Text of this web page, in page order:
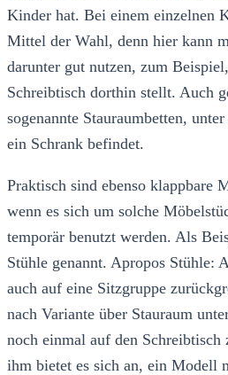
Kinder hat. Bei einem einzelnen
Mittel der Wahl, denn hier kann
darunter gut nutzen, zum
Schreibtisch dorthin stellt. Auch
sogenannte Stauraumbetten,
ein Schrank befindet.
Praktisch sind ebenso klappbare
wenn es sich um solche
temporär benutzt werden. Als
Stühle genannt. Apropos Stühle:
auch auf eine Sitzgruppe
nach Variante über Stauraum
noch einmal auf den
ihm bietet es sich an, ein Modell